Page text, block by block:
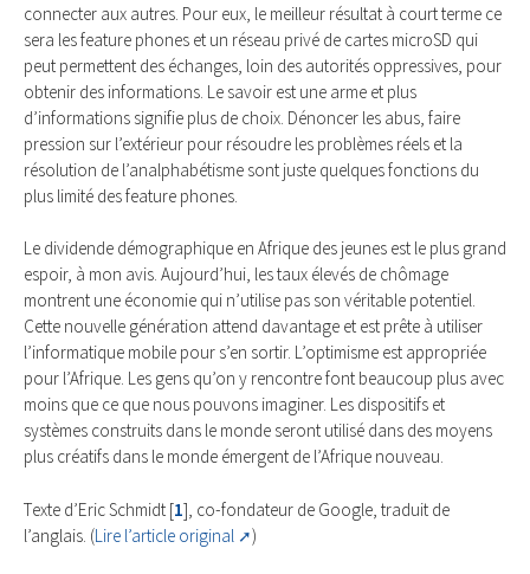
connecter aux autres. Pour eux, le meilleur résultat à court terme ce
sera les feature phones et un réseau privé de cartes microSD qui
peut permettent des échanges, loin des autorités oppressives, pour
obtenir des informations. Le savoir est une arme et plus
d’informations signifie plus de choix. Dénoncer les abus, faire
pression sur l’extérieur pour résoudre les problèmes réels et la
résolution de l’analphabétisme sont juste quelques fonctions du
plus limité des feature phones.
Le dividende démographique en Afrique des jeunes est le plus grand
espoir, à mon avis. Aujourd’hui, les taux élevés de chômage
montrent une économie qui n’utilise pas son véritable potentiel.
Cette nouvelle génération attend davantage et est prête à utiliser
l’informatique mobile pour s’en sortir. L’optimisme est appropriée
pour l’Afrique. Les gens qu’on y rencontre font beaucoup plus avec
moins que ce que nous pouvons imaginer. Les dispositifs et
systèmes construits dans le monde seront utilisé dans des moyens
plus créatifs dans le monde émergent de l’Afrique nouveau.
Texte d’Eric Schmidt [1], co-fondateur de Google, traduit de
l’anglais. (Lire l’article original )